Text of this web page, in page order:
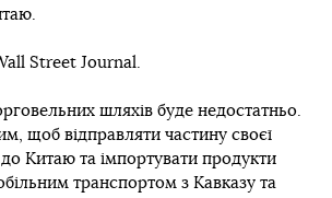
Street Journal.
шляхів буде недостатньо.
щоб відправляти частину своєї
Китаю та імпортувати продукти
транспортом з Кавказу та